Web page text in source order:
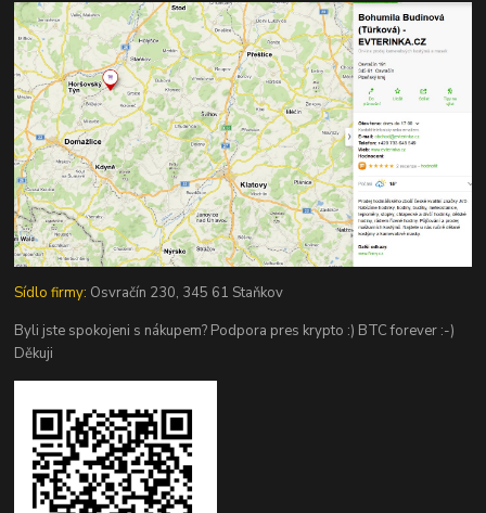
Sídlo firmy: Osvračín 230, 345 61 Staňkov
Byli jste spokojeni s nákupem? Podpora pres krypto :) BTC forever :-)
Děkuji